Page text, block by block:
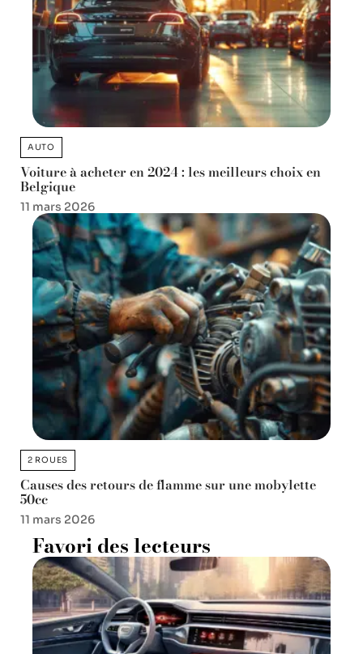
AUTO
Voiture à acheter en 2024 : les meilleurs choix en
Belgique
11 mars 2026
2 ROUES
Causes des retours de flamme sur une mobylette
50cc
11 mars 2026
Favori des lecteurs